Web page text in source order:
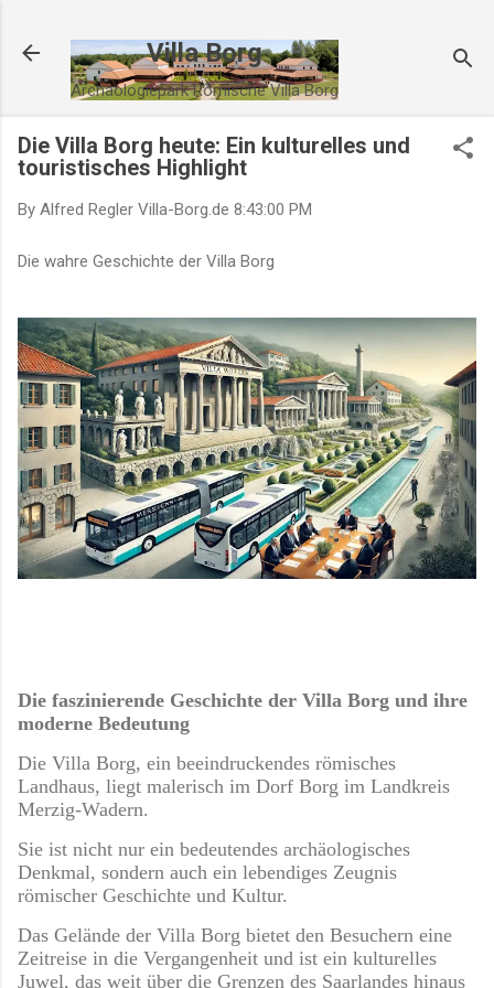
Villa Borg
Archäologiepark Römische Villa Borg
Die Villa Borg heute: Ein kulturelles und
touristisches Highlight
By Alfred Regler Villa-Borg.de 8:43:00 PM
Die wahre Geschichte der Villa Borg
Die faszinierende Geschichte der Villa Borg und ihre
moderne Bedeutung
Die Villa Borg, ein beeindruckendes römisches
Landhaus, liegt malerisch im Dorf Borg im Landkreis
Merzig-Wadern.
Sie ist nicht nur ein bedeutendes archäologisches
Denkmal, sondern auch ein lebendiges Zeugnis
römischer Geschichte und Kultur.
Das Gelände der Villa Borg bietet den Besuchern eine
Zeitreise in die Vergangenheit und ist ein kulturelles
Juwel, das weit über die Grenzen des Saarlandes hinaus